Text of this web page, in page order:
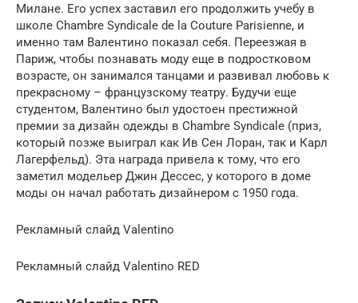
Милане. Его успех заставил его продолжить учебу в
школе Chambre Syndicale de la Couture Parisienne, и
именно там Валентино показал себя. Переезжая в
Париж, чтобы познавать моду еще в подростковом
возрасте, он занимался танцами и развивал любовь к
прекрасному – французскому театру. Будучи еще
студентом, Валентино был удостоен престижной
премии за дизайн одежды в Chambre Syndicale (приз,
который позже выиграл как Ив Сен Лоран, так и Карл
Лагерфельд). Эта награда привела к тому, что его
заметил модельер Джин Дессес, у которого в доме
моды он начал работать дизайнером с 1950 года.
Рекламный слайд Valentino
Рекламный слайд Valentino RED